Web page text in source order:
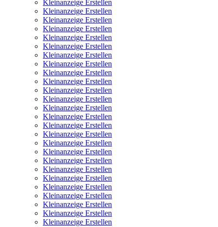
Kleinanzeige Erstellen
Kleinanzeige Erstellen
Kleinanzeige Erstellen
Kleinanzeige Erstellen
Kleinanzeige Erstellen
Kleinanzeige Erstellen
Kleinanzeige Erstellen
Kleinanzeige Erstellen
Kleinanzeige Erstellen
Kleinanzeige Erstellen
Kleinanzeige Erstellen
Kleinanzeige Erstellen
Kleinanzeige Erstellen
Kleinanzeige Erstellen
Kleinanzeige Erstellen
Kleinanzeige Erstellen
Kleinanzeige Erstellen
Kleinanzeige Erstellen
Kleinanzeige Erstellen
Kleinanzeige Erstellen
Kleinanzeige Erstellen
Kleinanzeige Erstellen
Kleinanzeige Erstellen
Kleinanzeige Erstellen
Kleinanzeige Erstellen
Kleinanzeige Erstellen